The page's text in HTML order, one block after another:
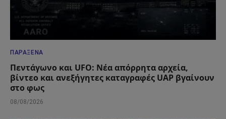
ΠΑΡΆΞΕΝΑ
Πεντάγωνο και UFO: Νέα απόρρητα αρχεία,
βίντεο και ανεξήγητες καταγραφές UAP βγαίνουν
στο φως
08/08/2026